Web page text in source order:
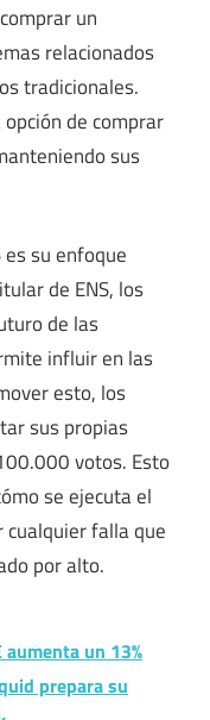
un
relacionados
tradicionales.
de comprar
sus
es su enfoque
de ENS, los
de las
influir en las
esto, los
sus propias
votos. Esto
se ejecuta el
cualquier falla que
por alto.
aumenta un 13%
prepara su